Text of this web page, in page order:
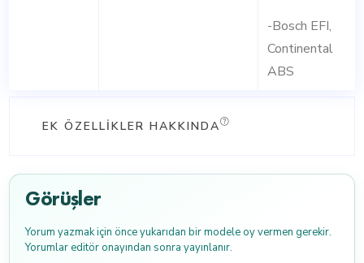
-Bosch EFI,
Continental
ABS
EK ÖZELLIKLER HAKKINDA
Görüşler
Yorum yazmak için önce yukarıdan bir modele oy vermen gerekir.
Yorumlar editör onayından sonra yayınlanır.